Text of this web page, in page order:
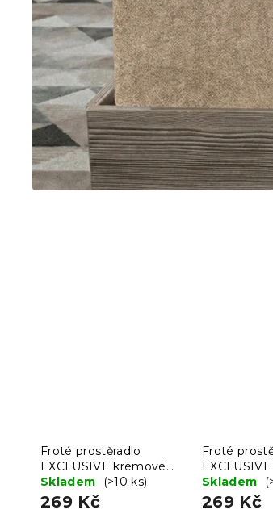
Froté prostěradlo
EXCLUSIVE krémové
140x200 cm
Skladem (>10 ks)
269 Kč
Froté
140x200
Skladem
269 Kč